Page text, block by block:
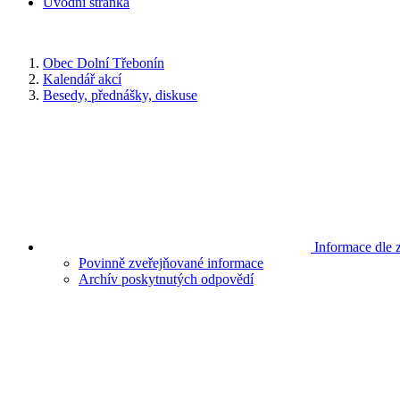
Obec Dolní Třebonín
Kalendář akcí
Besedy, přednášky, diskuse
Informace dle
Povinně zveřejňované informace
Archív poskytnutých odpovědí